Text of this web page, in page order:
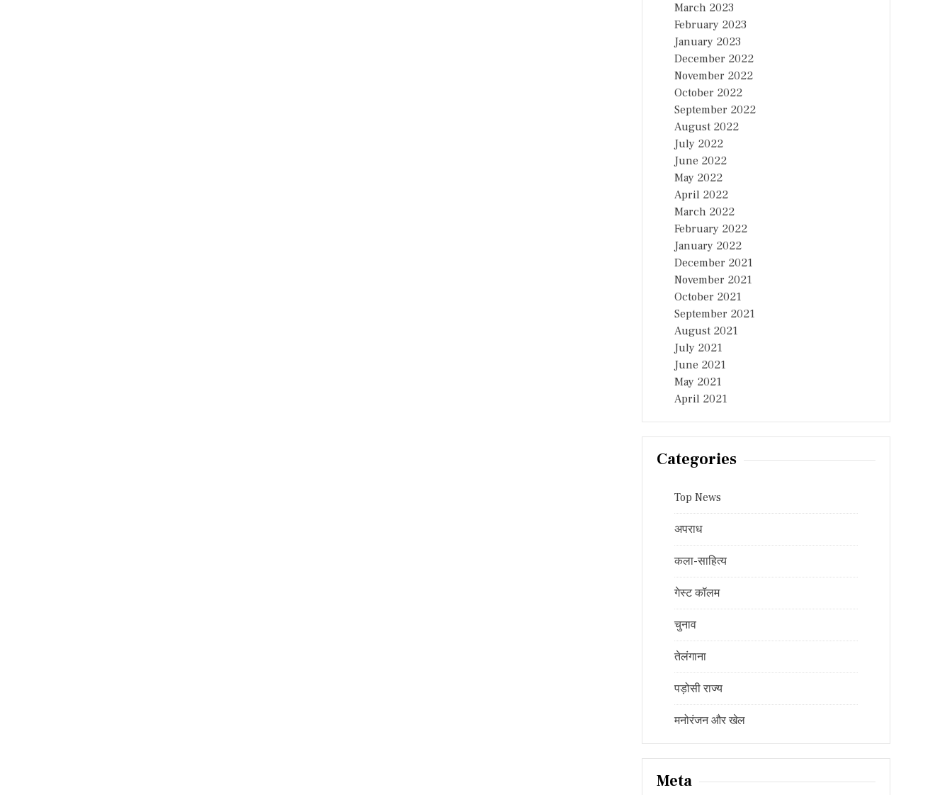
March 2023
February 2023
January 2023
December 2022
November 2022
October 2022
September 2022
August 2022
July 2022
June 2022
May 2022
April 2022
March 2022
February 2022
January 2022
December 2021
November 2021
October 2021
September 2021
August 2021
July 2021
June 2021
May 2021
April 2021
Categories
Top News
अपराध
कला-साहित्य
गेस्ट कॉलम
चुनाव
तेलंगाना
पड़ोसी राज्य
मनोरंजन और खेल
Meta